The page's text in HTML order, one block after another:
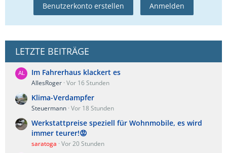
Benutzerkonto erstellen Anmelden
LETZTE BEITRÄGE
Im Fahrerhaus klackert es
AllesRoger Vor 16 Stunden
Klima-Verdampfer
Steuermann Vor 18 Stunden
Werkstattpreise speziell für Wohnmobile, es wird
immer teurer!😡
saratoga Vor 20 Stunden